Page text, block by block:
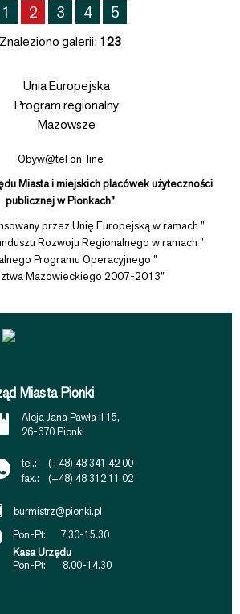
1 2 3 4 5
Znaleziono galerii: 123
Obyw@tel on-line
Miasta i miejskich placówek użyteczności
publicznej w Pionkach”
przez Unię Europejską w ramach ”
Rozwoju Regionalnego w ramach ”
Programu Operacyjnego ”
Mazowieckiego 2007-2013”
Miasta Pionki
Aleja Jana Pawła II 15,
26-670 Pionki
tel.:
(+48) 48 341 42 00
fax.:
(+48) 48 312 11 02
burmistrz@pionki.pl
Pon-Pt: 7.30-15.30
Kasa Urzędu
Pon-Pt: 8.00-14.30